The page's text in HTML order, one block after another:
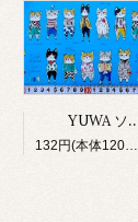
YUWA ソバカスキッズ Rough sketch（ブルー）
132円(本体120円、税12円)